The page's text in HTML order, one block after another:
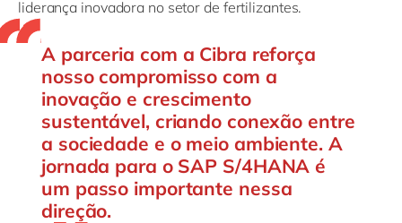
liderança inovadora no setor de fertilizantes.
A parceria com a Cibra reforça
nosso compromisso com a
inovação e crescimento
sustentável, criando conexão entre
a sociedade e o meio ambiente. A
jornada para o SAP S/4HANA é
um passo importante nessa
direção.